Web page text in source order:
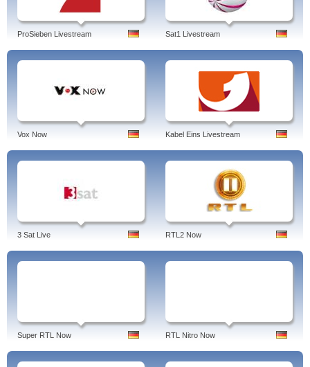
ProSieben Livestream Sat1 Livestream
Vox Now Kabel Eins Livestream
3 Sat Live RTL2 Now
Super RTL Now RTL Nitro Now